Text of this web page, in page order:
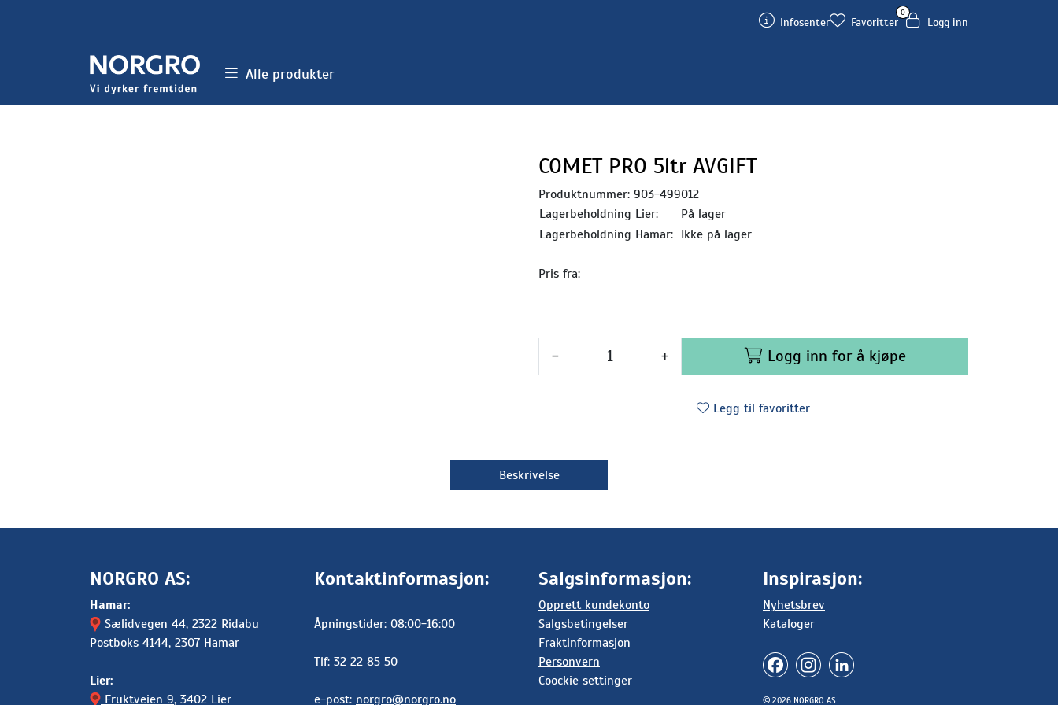
Infosenter
0
Favoritter Logg inn
Alle produkter
COMET PRO 5ltr AVGIFT
Produktnummer: 903-499012
Lagerbeholdning Lier:
På lager
Lagerbeholdning Hamar: Ikke på lager
Pris fra:
- + Logg inn for å kjøpe
Legg til favoritter
Beskrivelse
NORGRO AS:
Hamar:
Sælidvegen 44, 2322 Ridabu
Postboks 4144, 2307 Hamar
Lier:
Fruktveien 9, 3402 Lier
Kontaktinformasjon:
Åpningstider: 08:00-16:00
Tlf: 32 22 85 50
e-post: norgro@norgro.no
Salgsinformasjon:
Opprett kundekonto
Salgsbetingelser
Fraktinformasjon
Personvern
Coockie settinger
Inspirasjon:
Nyhetsbrev
Kataloger
© 2026 NORGRO AS